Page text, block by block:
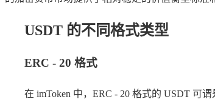
USDT 的不同格式类型
ERC - 20 格式
在 imToken 中，ERC - 20 格式的 USDT 可